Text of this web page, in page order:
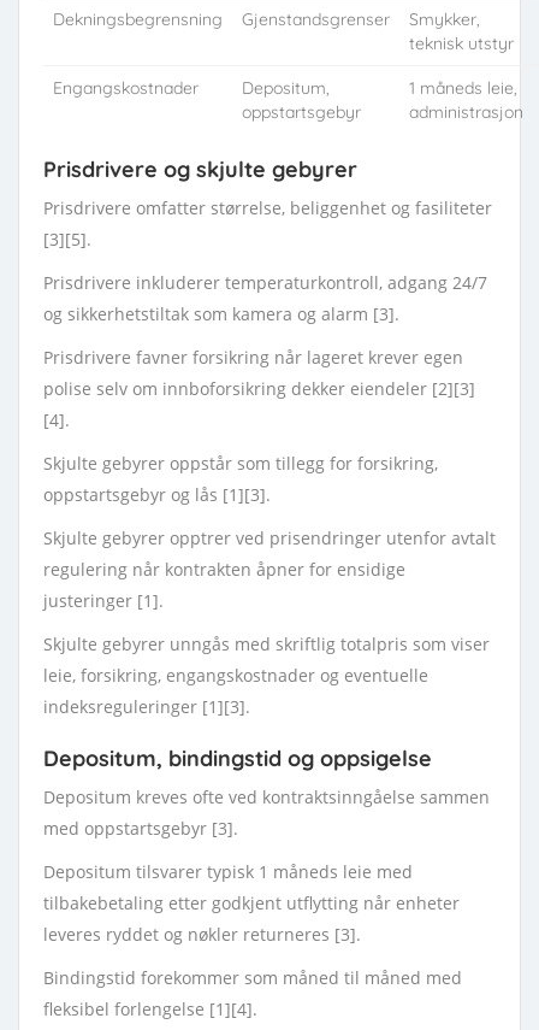
Dekningsbegrensning Gjenstandsgrenser
Smykker,
teknisk utstyr
Engangskostnader
Depositum,
oppstartsgebyr
1 måneds leie,
administrasjon
Prisdrivere og skjulte gebyrer
Prisdrivere omfatter størrelse, beliggenhet og fasiliteter
[3][5].
Prisdrivere inkluderer temperaturkontroll, adgang 24/7
og sikkerhetstiltak som kamera og alarm [3].
Prisdrivere favner forsikring når lageret krever egen
polise selv om innboforsikring dekker eiendeler [2][3]
[4].
Skjulte gebyrer oppstår som tillegg for forsikring,
oppstartsgebyr og lås [1][3].
Skjulte gebyrer opptrer ved prisendringer utenfor avtalt
regulering når kontrakten åpner for ensidige
justeringer [1].
Skjulte gebyrer unngås med skriftlig totalpris som viser
leie, forsikring, engangskostnader og eventuelle
indeksreguleringer [1][3].
Depositum, bindingstid og oppsigelse
Depositum kreves ofte ved kontraktsinngåelse sammen
med oppstartsgebyr [3].
Depositum tilsvarer typisk 1 måneds leie med
tilbakebetaling etter godkjent utflytting når enheter
leveres ryddet og nøkler returneres [3].
Bindingstid forekommer som måned til måned med
fleksibel forlengelse [1][4].